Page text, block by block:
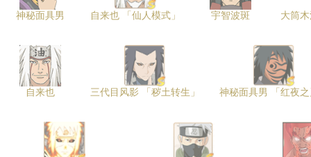
神秘面具男 自来也 「仙人模式」 宇智波斑 大筒
自来也 三代目风影 「秽土转生」 神秘面具男 「红夜